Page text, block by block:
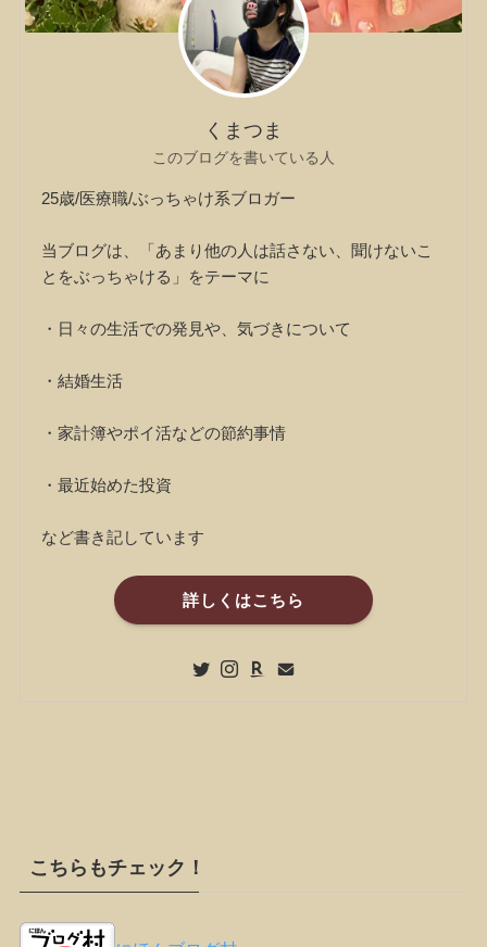
くまつま
このブログを書いている人
25歳/医療職/ぶっちゃけ系ブロガー
当ブログは、「あまり他の人は話さない、聞けないこ
とをぶっちゃける」をテーマに
・日々の生活での発見や、気づきについて
・結婚生活
・家計簿やポイ活などの節約事情
・最近始めた投資
など書き記しています
詳しくはこちら
こちらもチェック！